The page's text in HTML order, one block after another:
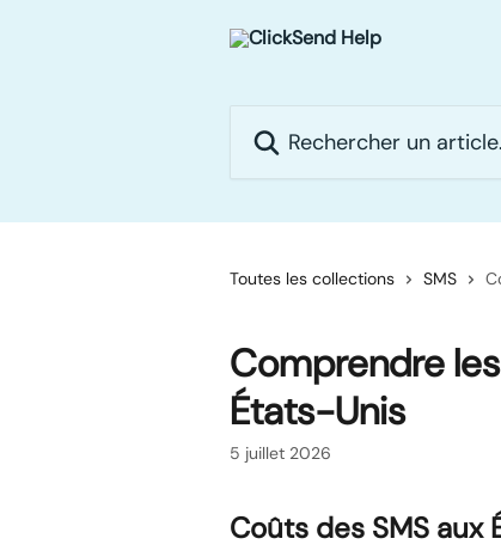
Toutes les collections SMS
Comprendre
États-Unis
5 juillet 2026
Coûts des SMS aux